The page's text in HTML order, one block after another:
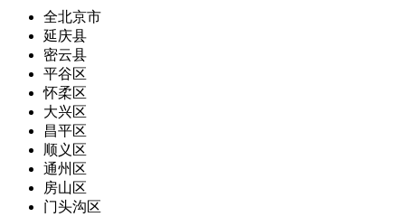
全北京市
延庆县
密云县
平谷区
怀柔区
大兴区
昌平区
顺义区
通州区
房山区
门头沟区